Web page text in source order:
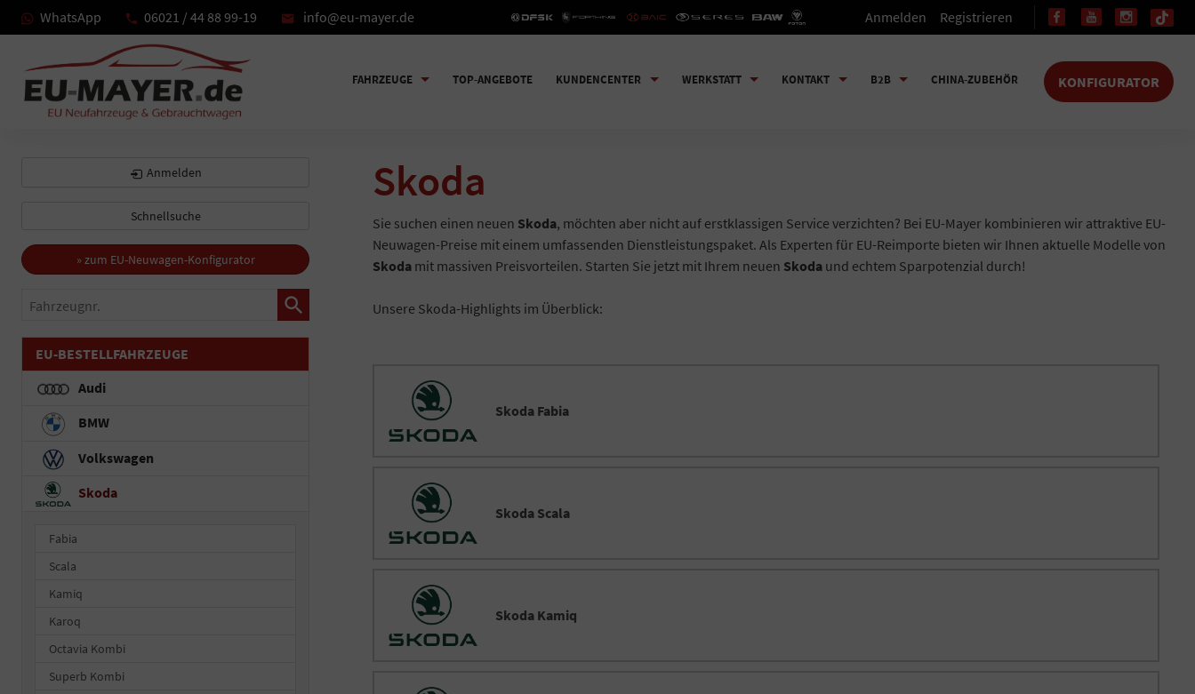
WhatsApp 06021 / 44 88 99-19 info@eu-mayer.de Anmelden Registrieren
FAHRZEUGE TOP-ANGEBOTE KUNDENCENTER WERKSTATT KONTAKT B2B CHINA-ZUBEHÖR KONFIGURATOR
Skoda
Sie suchen einen neuen Skoda, möchten aber nicht auf erstklassigen Service verzichten? Bei EU-Mayer kombinieren wir attraktive EU-
Neuwagen-Preise mit einem umfassenden Dienstleistungspaket. Als Experten für EU-Reimporte bieten wir Ihnen aktuelle Modelle von
Skoda mit massiven Preisvorteilen. Starten Sie jetzt mit Ihrem neuen Skoda und echtem Sparpotenzial durch!
Unsere Skoda-Highlights im Überblick:
Skoda Fabia
Skoda Scala
Skoda Kamiq
Anmelden
Schnellsuche
» zum EU-Neuwagen-Konfigurator
Fahrzeugnr.
EU-BESTELLFAHRZEUGE
Audi
BMW
Volkswagen
Skoda
Fabia
Scala
Kamiq
Karoq
Octavia Kombi
Superb Kombi